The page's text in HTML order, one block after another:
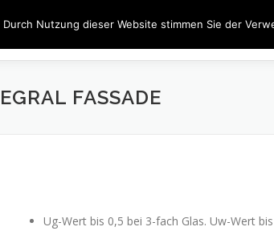
FASSADE
Ug-Wert bis 0,5 bei 3-fach Glas. Uw-Wert
Durch Nutzung dieser Website stimmen Sie der